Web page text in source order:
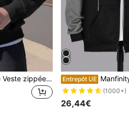
Manfinity Hypemode Veste zippée décontractée pour homme grande taille, vêtement de sport à manches longues
Entrepôt UE Manfinity Dauomo Sweat-shirt zippé à capuche avec
(1000+)
26,44€